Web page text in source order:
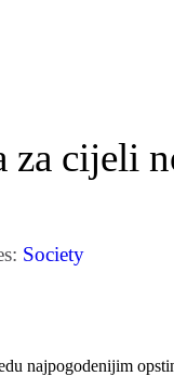
za cijeli
Society
najpogodenijim